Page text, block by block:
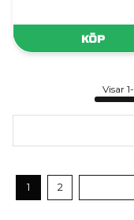
KÖP
Visar
1 2